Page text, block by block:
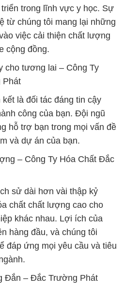
trong lĩnh vực y học. Sự
từ chúng tôi mang lại những
việc cải thiện chất lượng
cộng đồng.
cho tương lai – Công Ty
Phát
là đối tác đáng tin cậy
công của bạn. Đội ngũ
hỗ trợ bạn trong mọi vấn đề
và dự án của bạn.
– Công Ty Hóa Chất Đắc
sử dài hơn vài thập kỷ
chất chất lượng cao cho
khác nhau. Lợi ích của
hàng đầu, và chúng tôi
đáp ứng mọi yêu cầu và tiêu
Đắn – Đắc Trường Phát